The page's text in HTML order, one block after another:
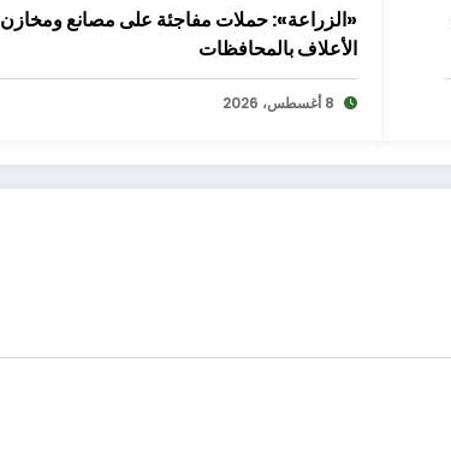
«الزراعة»: حملات مفاجئة على مصانع ومخازن
الأعلاف بالمحافظات
8 أغسطس، 2026